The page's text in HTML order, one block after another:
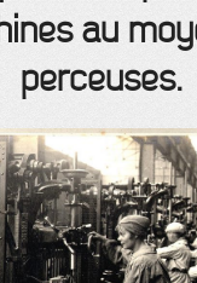
au
perceuses.